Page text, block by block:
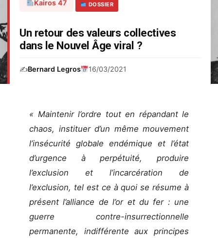
Kairos 47 DOSSIER
Un retour des valeurs collectives
dans le Nouvel Âge viral ?
✍️Bernard Legros 16/03/2021
« Maintenir l’ordre tout en répandant le
chaos, instituer d’un même mouvement
l’insécurité globale endémique et l’état
d’urgence à perpétuité, produire
l’exclusion et l’incarcération de
l’exclusion, tel est ce à quoi se résume à
présent l’alliance de l’or et du fer : une
guerre contre-insurrectionnelle
permanente, indifférente aux principes